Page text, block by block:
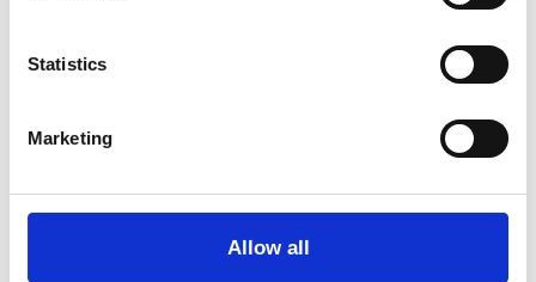
Statistics
Marketing
Allow all